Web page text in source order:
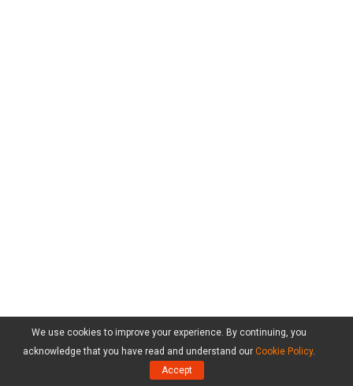
We use cookies to improve your experience. By continuing, you
acknowledge that you have read and understand our Cookie Policy.
Accept